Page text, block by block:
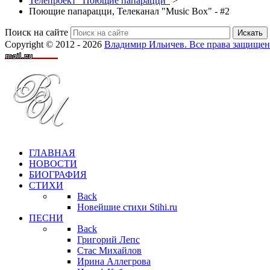
Поющие папарацци, Телеканал "Music Box" - #2
Поиск на сайте Искать
Copyright © 2012 - 2026 Владимир Ильичев. Все права
ГЛАВНАЯ
НОВОСТИ
БИОГРАФИЯ
СТИХИ
Back
Новейшие стихи Stihi.ru
ПЕСНИ
Back
Григорий Лепс
Стас Михайлов
Ирина Аллегрова